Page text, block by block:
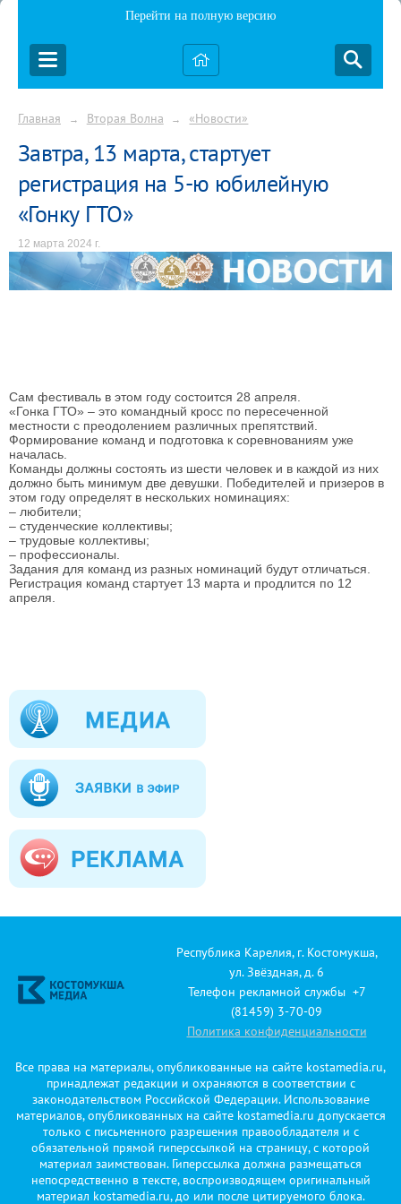
Перейти на полную версию
Главная → Вторая Волна → «Новости»
Завтра, 13 марта, стартует
регистрация на 5-ю юбилейную
«Гонку ГТО»
12 марта 2024 г.
Сам фестиваль в этом году состоится 28 апреля.
«Гонка ГТО» – это командный кросс по пересеченной
местности с преодолением различных препятствий.
Формирование команд и подготовка к соревнованиям уже
началась.
Команды должны состоять из шести человек и в каждой из них
должно быть минимум две девушки. Победителей и призеров в
этом году определят в нескольких номинациях:
– любители;
– студенческие коллективы;
– трудовые коллективы;
– профессионалы.
Задания для команд из разных номинаций будут отличаться.
Регистрация команд стартует 13 марта и продлится по 12
апреля.
Республика Карелия, г. Костомукша,
ул. Звёздная, д. 6
Телефон рекламной службы +7
(81459) 3-70-09
Политика конфиденциальности
Все права на материалы, опубликованные на сайте kostamedia.ru,
принадлежат редакции и охраняются в соответствии с
законодательством Российской Федерации. Использование
материалов, опубликованных на сайте kostamedia.ru допускается
только с письменного разрешения правообладателя и с
обязательной прямой гиперссылкой на страницу, с которой
материал заимствован. Гиперссылка должна размещаться
непосредственно в тексте, воспроизводящем оригинальный
материал kostamedia.ru, до или после цитируемого блока.